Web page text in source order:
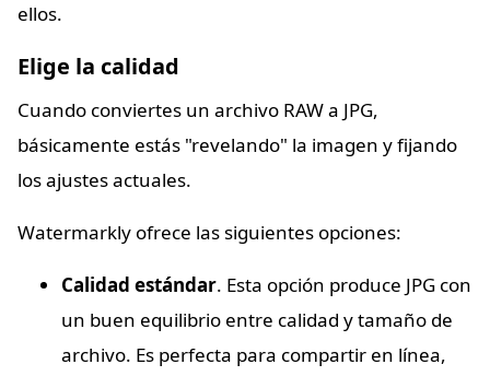
ellos.
Elige la calidad
Cuando conviertes un archivo RAW a JPG,
básicamente estás "revelando" la imagen y fijando
los ajustes actuales.
Watermarkly ofrece las siguientes opciones:
Calidad estándar. Esta opción produce JPG con
un buen equilibrio entre calidad y tamaño de
archivo. Es perfecta para compartir en línea,